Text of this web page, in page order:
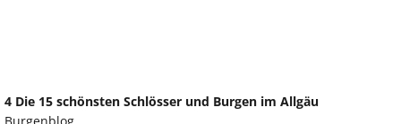
4 Die 15 schönsten Schlösser und Burgen im Allgäu